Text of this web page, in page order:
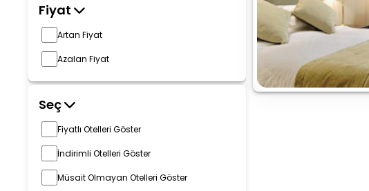
Fiyat
Artan Fiyat
Azalan Fiyat
Seç
Fiyatlı Otelleri Göster
İndirimli Otelleri Göster
Müsait Olmayan Otelleri Göster